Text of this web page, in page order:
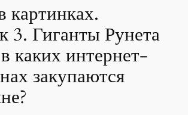
картинках.
3. Гиганты Рунета
каких интернет-
закупаются